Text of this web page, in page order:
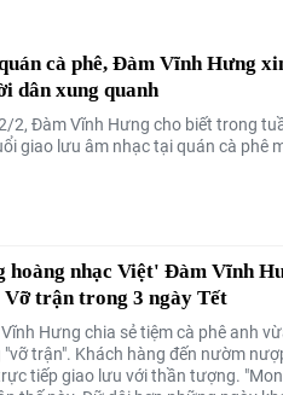
cà phê, Đàm Vĩnh Hưng
dân xung quanh
2, Đàm Vĩnh Hưng cho biết trong
giao lưu âm nhạc tại quán cà phê
hoàng nhạc Việt' Đàm Vĩnh
trận trong 3 ngày Tết
Hưng chia sẻ tiệm cà phê anh
"vỡ trận". Khách hàng đến nườm
tiếp giao lưu với thần tượng.